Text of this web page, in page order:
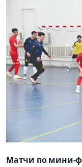
Матчи по мини-